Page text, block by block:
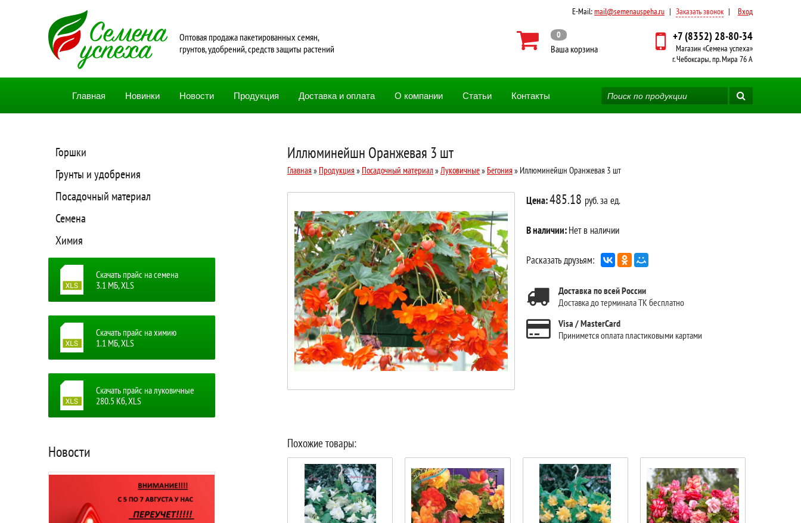
E-Mail:mail@semenauspeha.ru | Заказать звонок | Вход
Oптовая продажа пакетированных семян,
грунтов, удобрений, средств защиты растений
0
Ваша корзина
+7 (8352) 28-80-34
Магазин «Семена успеха»
г. Чебоксары, пр. Мира 76 А
Главная Новинки Новости Продукция Доставка и оплата О компании Статьи Контакты
Горшки
Грунты и удобрения
Посадочный материал
Семена
Химия
Скачать прайс на семена
3.1 MБ, XLS
Скачать прайс на химию
1.1 MБ, XLS
Скачать прайс на луковичные
280.5 Кб, XLS
Новости
Иллюминейшн Оранжевая 3 шт
Главная » Продукция » Посадочный материал» Луковичные» Бегония » Иллюминейшн Оранжевая 3 шт
Цена:485.18 руб. за ед.
В наличии:Нет в наличии
Расказать друзьям:
Доставка по всей России
Доставка до терминала ТК бесплатно
Visa / MasterCard
Принимется оплата пластиковыми картами
Похожие товары: